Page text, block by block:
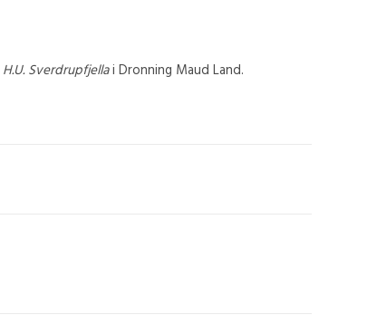
H.U. Sverdrupfjellai Dronning Maud Land.